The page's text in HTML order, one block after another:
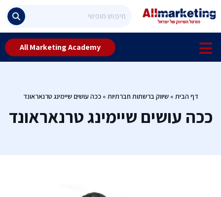
All Marketing Academy
דף הבית »שיווק ברשתות חברתיות »ככה עושים שיימינג טרנאראונד
ככה עושים שיימינג טרנאראונד